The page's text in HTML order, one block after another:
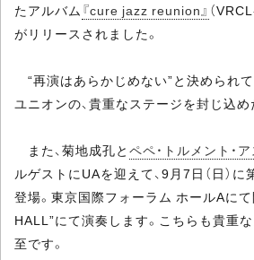
たアルバム 『cure jazz reunion』 （
がリリースされました。
“再演はあらかじめない”と決められ
ユニオンの、貴重なステージを封じ込め
また、菊地成孔と ペペ・トルメント・
ルゲストにUAを迎えて、9月7日（日）に
登場。東京国際フォーラム ホールAに
HALL”にて演奏します。こちらも貴重
至です。